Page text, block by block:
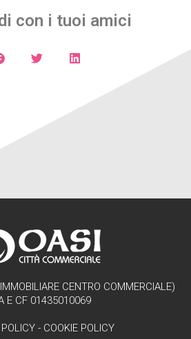
con i tuoi amici
CENTRO COMMERCIALE)
E CF 01435010069
- COOKIE POLICY